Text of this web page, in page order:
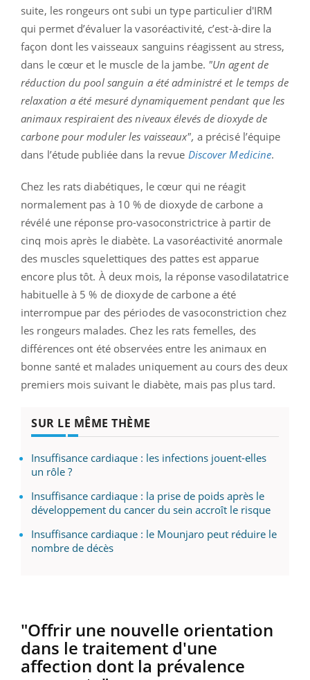
suite, les rongeurs ont subi un type particulier d'IRM
qui permet d’évaluer la vasoréactivité, c’est-à-dire la
façon dont les vaisseaux sanguins réagissent au stress,
dans le cœur et le muscle de la jambe. "Un agent de
réduction du pool sanguin a été administré et le temps de
relaxation a été mesuré dynamiquement pendant que les
animaux respiraient des niveaux élevés de dioxyde de
carbone pour moduler les vaisseaux", a précisé l’équipe
dans l’étude publiée dans la revue Discover Medicine.
Chez les rats diabétiques, le cœur qui ne réagit
normalement pas à 10 % de dioxyde de carbone a
révélé une réponse pro-vasoconstrictrice à partir de
cinq mois après le diabète. La vasoréactivité anormale
des muscles squelettiques des pattes est apparue
encore plus tôt. À deux mois, la réponse vasodilatatrice
habituelle à 5 % de dioxyde de carbone a été
interrompue par des périodes de vasoconstriction chez
les rongeurs malades. Chez les rats femelles, des
différences ont été observées entre les animaux en
bonne santé et malades uniquement au cours des deux
premiers mois suivant le diabète, mais pas plus tard.
SUR LE MÊME THÈME
Insuffisance cardiaque : les infections jouent-elles
un rôle ?
Insuffisance cardiaque : la prise de poids après le
développement du cancer du sein accroît le risque
Insuffisance cardiaque : le Mounjaro peut réduire le
nombre de décès
"Offrir une nouvelle orientation
dans le traitement d'une
affection dont la prévalence